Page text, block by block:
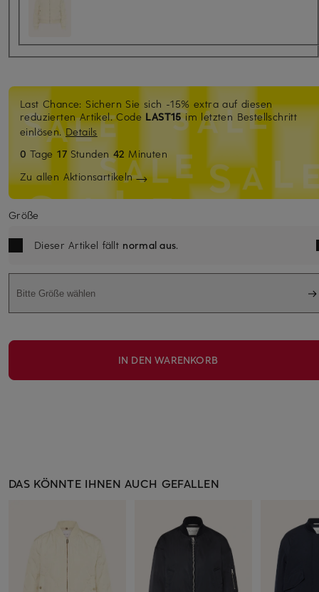
Last Chance: Sichern Sie sich -15% extra auf diesen
reduzierten Artikel. Code LAST15im letzten Bestellschritt
einlösen.Details
0 Tage17 Stunden 42 Minuten
Zu allen Aktionsartikeln
Größe
Dieser Artikel fällt normal aus.
Bitte Größe wählen
IN DEN WARENKORB
DAS KÖNNTE IHNEN AUCH GEFALLEN